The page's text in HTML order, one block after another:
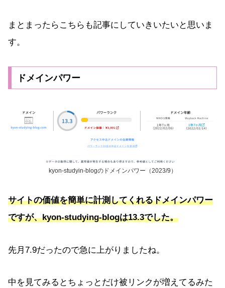
まとまったらこちらも記事にしていきいたいと思いま
す。
ドメインパワー
kyon-studyin-blogのドメインパワー（2023/9）
サイトの価値を簡単に計測してくれるドメインパワー
ですが、kyon-studying-blogは13.3でした。
先月7.9だったので急に上がりましたね。
中を見てみるとちょっとだけ被リンクが増えてるみた